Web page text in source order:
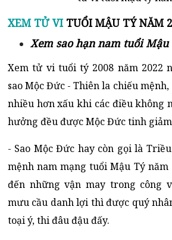
XEM TỬ VITUỔI MẬU TÝ NĂM
Xem sao hạn nam tuổi Mậu
Xem tử vi tuổi tý 2008 năm 2022
sao Mộc Đức - Thiên la chiếu
nhiều hơn xấu khi các điều không
hưởng đều được Mộc Đức tinh
- Sao Mộc Đức hay còn gọi là
mệnh nam mạng tuổi Mậu Tý
đến những vận may trong công
mưu cầu danh lợi thì được quý
toại ý, thi đâu đậu đấy.